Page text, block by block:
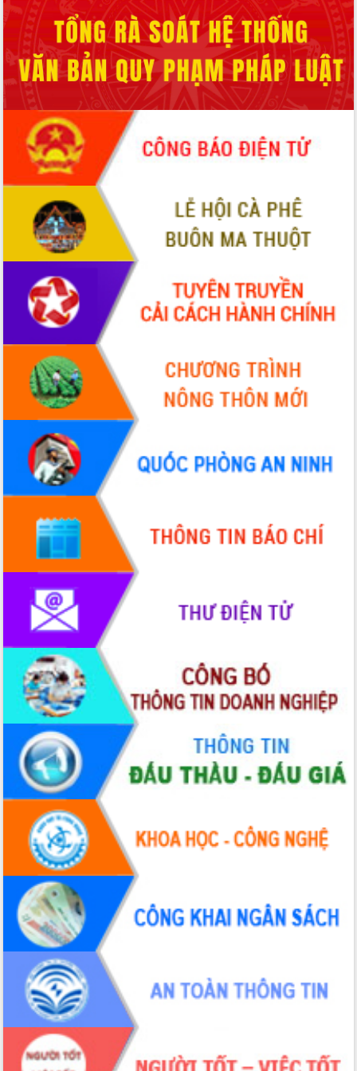
Xây dựng nền hành chính số đồng
hành cùng nông dân dân, doanh nghiệp
Giai đoạn 2026-2030, Đắk Lắk phấn
đấu có 77% xã đạt chuẩn nông thôn
mới
Chuyển đổi số 'mở đường' cho nông
nghiệp Đắk Lắk tăng trưởng bứt phá
Triển khai đồng bộ đo đạc, lập hồ sơ
địa chính, hoàn thiện cơ sở dữ liệu đất
Ứng dụng sinh trắc học - Bước tiến
trong hành trình chuyển đổi số tại Đắk
Đắk Lắk nâng cao hiệu quả công tác
Đảng từ Sổ tay đảng viên điện tử
Đắk Lắk đẩy mạnh nuôi biển công
nghệ, hướng tới phát triển thủy sản
bền vững
Tập huấn nâng cao năng lực triển khai
chuyển đổi số cho cán bộ, công chức
cấp xã
Đắk Lắk phát động hưởng ứng Ngày
Quyền của người tiêu dùng Việt Nam
2026
Đẩy mạnh cải cách hành chính, quyết
tâm đạt được mục tiêu tăng trưởng
hai con số trong năm 2026
Tổ chức trang trọng Lễ hội Đền thờ
Lương Văn Chánh năm 2026
Phó Bí thư Tỉnh ủy Đắk Lắk Đỗ Hữu
Huy giữ chức Bí thư Đảng ủy Ủy Ban
Nhân dân tỉnh
Bệnh án điện tử thúc đẩy chuyển đổi
số y tế tại Đắk Lắk
Chuyển đổi số thư viện: Mở rộng
không gian tri thức trong thời đại số
Đánh giá, rút kinh nghiệm công tác tổ
chức diễn tập trước ngày bầu cử
Chương trình “Gặp gỡ hữu nghị –
Friendship Meeting New Year 2026”
Bầu cử Quốc hội và HĐND: Cử tri Đắk
Lắk gửi gắm niềm tin, kỳ vọng vào lá
phiếu
Đắk Lắk sẵn sàng các điều kiện cho
Ngày hội bầu cử đại biểu Quốc hội
khóa XVI và HĐND các cấp nhiệm kỳ
2026-2031
Đảm bảo cuộc bầu cử đại biểu Quốc
hội và đại biểu HĐND các cấp diễn ra
an toàn, hiệu quả, đúng quy định
Thủ tướng Chính phủ Phạm Minh Chính
kiểm tra, chỉ đạo hoàn thành các dự
án cao tốc và thăm khu tái định cư tại
Đắk Lắk
Sôi nổi Hội đua ngựa truyền thống Gò
Thì Thùng mừng Xuân Bính Ngọ 2026
Lãnh đạo tỉnh dâng hương tưởng niệm
tại Đập Đồng Cam đầu Xuân Bính Ngọ
Ngành nông nghiệp phấn đấu tăng
trưởng đạt 5,86% trong năm 2026
UBND tỉnh Đắk Lắk triển khai công tác